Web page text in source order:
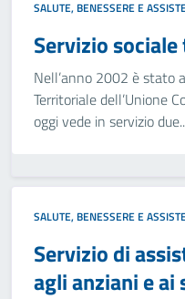
SALUTE, BENESSERE E
Servizio
Nell’anno 2002 è stato
Territoriale dell’Unione
oggi vede in servizio
SALUTE, BENESSERE E
Servizio di
agli anziani e